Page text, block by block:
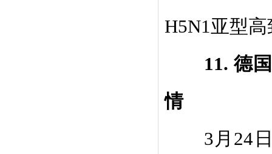
H5N1亚型
11.德
情
3 月 24